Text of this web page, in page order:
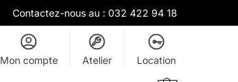
Contactez-nous au : 032 422 94 18
Mon compte Atelier Location